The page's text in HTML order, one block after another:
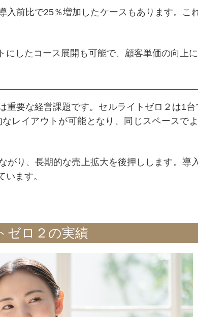
前比で25％増加したケースもあります。こ
したコース展開も可能で、顧客単価の向上に
要な経営課題です。セルライトゼロ２は1
レイアウトが可能となり、同じスペースで
り、長期的な売上拡大を後押しします。導
ます。
ゼロ２の実績